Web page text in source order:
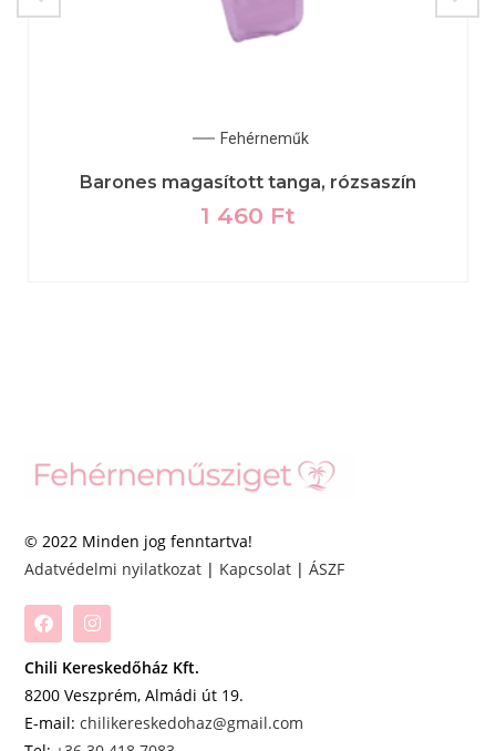
Fehérneműk
Barones magasított tanga, rózsaszín
1 460 Ft
© 2022 Minden jog fenntartva!
Adatvédelmi nyilatkozat | Kapcsolat |ÁSZF
Chili Kereskedőház Kft.
8200 Veszprém, Almádi út 19.
E-mail:chilikereskedohaz@gmail.com